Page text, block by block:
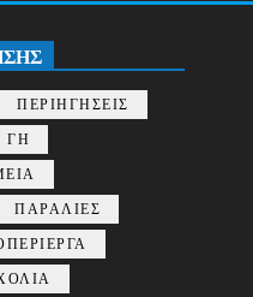
ΠΕΡΙΗΓΗΣΕΙΣ
ΓΗ
ΠΑΡΑΛΙΕΣ